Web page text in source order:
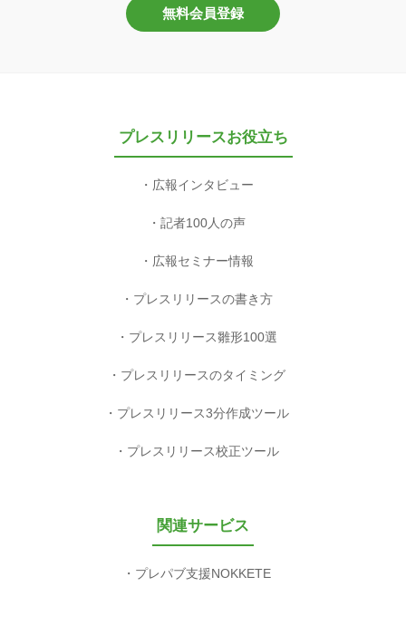
無料会員登録
プレスリリースお役立ち
広報インタビュー
記者100人の声
広報セミナー情報
プレスリリースの書き方
プレスリリース雛形100選
プレスリリースのタイミング
プレスリリース3分作成ツール
プレスリリース校正ツール
関連サービス
プレパブ支援NOKKETE